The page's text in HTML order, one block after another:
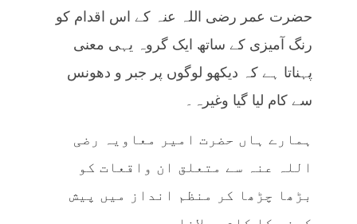
حضرت عمر رضی اللہ عنہ کے اس اقدام کو
رنگ آمیزی کے ساتھ ایک گروہ یہی معنی
پہناتا ہے کہ دیکھو لوگوں پر جبر و دھونس
سے کام لیا گیا وغیرہ۔
ہمارے ہاں حضرت امیر معاویہ رضی
اللہ عنہ سے متعلق ان واقعات کو
بڑھا چڑھا کر منظم انداز میں پیش